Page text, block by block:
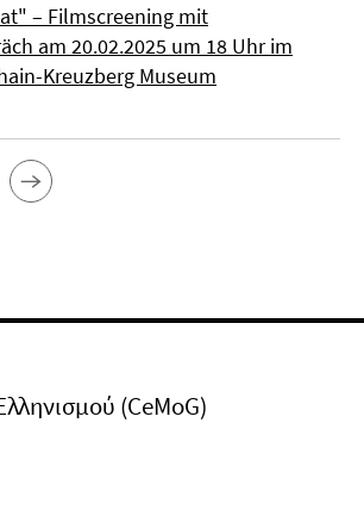
– Filmscreening mit
am 20.02.2025 um 18 Uhr im
Kreuzberg Museum
(CeMoG)